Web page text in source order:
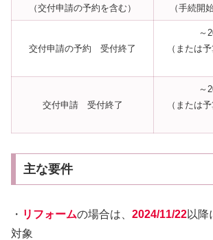
（交付申請の予約を含む）
（手続開
交付申請の予約 受付終了
～
（または
交付申請 受付終了
～
（または
主な要件
・ リフォームの場合は、 2024/11/22以降
対象